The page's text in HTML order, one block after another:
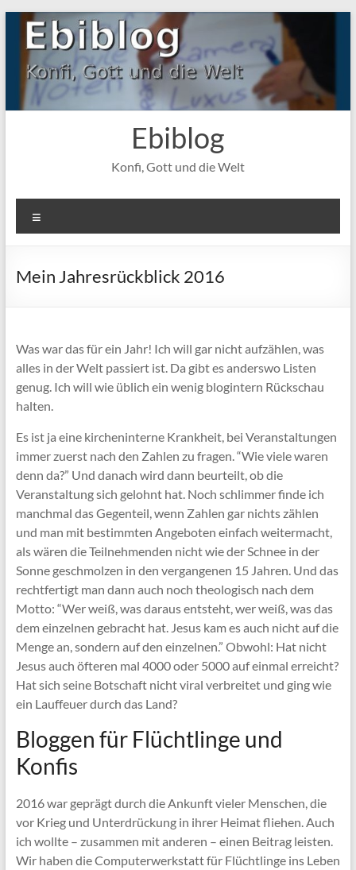
Zum
Inhalt
springen
Ebiblog
Konfi, Gott und die Welt
Mein Jahresrückblick 2016
Was war das für ein Jahr! Ich will gar nicht aufzählen, was
alles in der Welt passiert ist. Da gibt es anderswo Listen
genug. Ich will wie üblich ein wenig blogintern Rückschau
halten.
Es ist ja eine kircheninterne Krankheit, bei Veranstaltungen
immer zuerst nach den Zahlen zu fragen. “Wie viele waren
denn da?” Und danach wird dann beurteilt, ob die
Veranstaltung sich gelohnt hat. Noch schlimmer finde ich
manchmal das Gegenteil, wenn Zahlen gar nichts zählen
und man mit bestimmten Angeboten einfach weitermacht,
als wären die Teilnehmenden nicht wie der Schnee in der
Sonne geschmolzen in den vergangenen 15 Jahren. Und das
rechtfertigt man dann auch noch theologisch nach dem
Motto: “Wer weiß, was daraus entsteht, wer weiß, was das
dem einzelnen gebracht hat. Jesus kam es auch nicht auf die
Menge an, sondern auf den einzelnen.” Obwohl: Hat nicht
Jesus auch öfteren mal 4000 oder 5000 auf einmal erreicht?
Hat sich seine Botschaft nicht viral verbreitet und ging wie
ein Lauffeuer durch das Land?
Bloggen für Flüchtlinge und
Konfis
2016 war geprägt durch die Ankunft vieler Menschen, die
vor Krieg und Unterdrückung in ihrer Heimat fliehen. Auch
ich wollte – zusammen mit anderen – einen Beitrag leisten.
Wir haben die Computerwerkstatt für Flüchtlinge ins Leben